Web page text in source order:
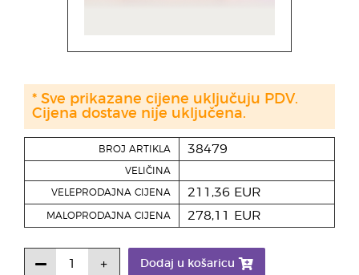
BROJ ARTIKLA 38479
VELIČINA
VELEPRODAJNA CIJENA 211,36 EUR
MALOPRODAJNA CIJENA 278,11 EUR
Dodaj u košaricu
* Sve prikazane cijene uključuju PDV.
Cijena dostave nije uključena.